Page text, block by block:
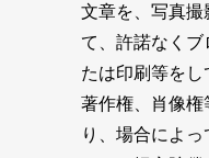
文章を、写真撮
て、許諾なくブ
たは印刷等を
著作権、肖像権
り、場合によ